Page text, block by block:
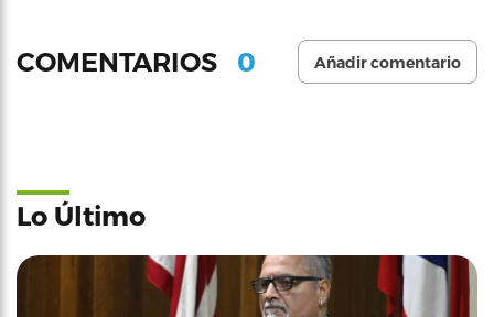
COMENTARIOS 0 Añadir comentario
Lo Último